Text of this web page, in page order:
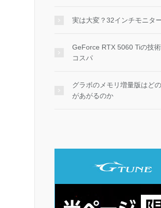
実は大変？32インチモニタ
GeForce RTX 5060 Tiの技
コスパ
グラボのメモリ増量版はど
があがるのか